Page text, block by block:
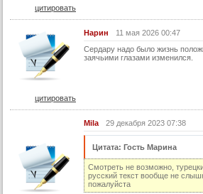
25 серия
25 серия (суб)
26 серия
26 серия (суб)
27 серия
28 серия (суб)
29 серия
цитировать
Нарин
11 мая 2026 00:47
Сердару надо было жизнь
заячьими глазами изменился.
цитировать
Mila 29 декабря 2023 07:38
Цитата: Гость Марина
Смотреть не возможно,
русский текст вообще не
пожалуйста